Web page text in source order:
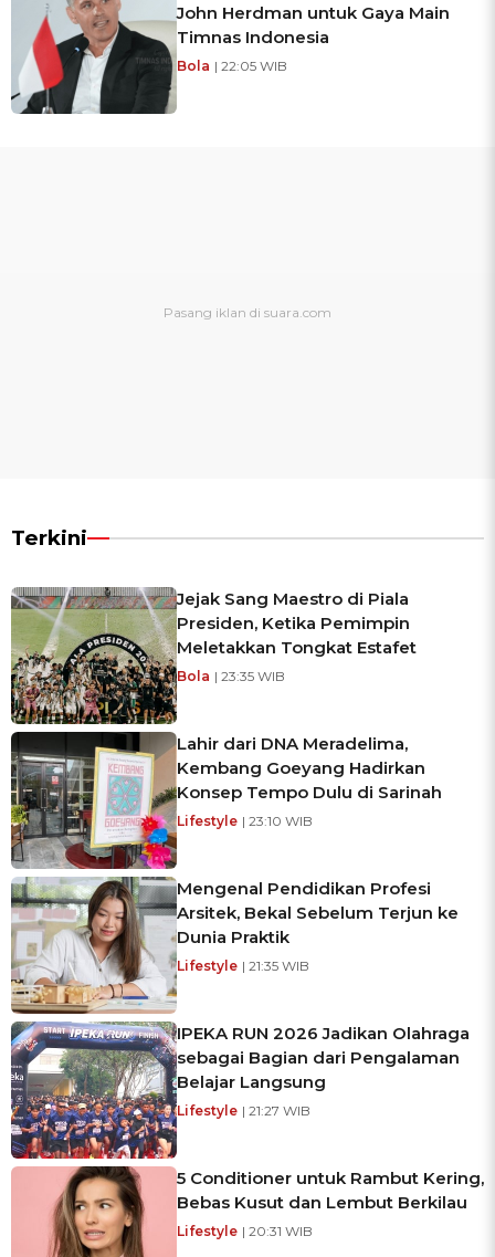
John Herdman untuk Gaya Main
Timnas Indonesia
Bola | 22:05 WIB
Terkini
Jejak Sang Maestro di Piala
Presiden, Ketika Pemimpin
Meletakkan Tongkat Estafet
Bola | 23:35 WIB
Lahir dari DNA Meradelima,
Kembang Goeyang Hadirkan
Konsep Tempo Dulu di Sarinah
Lifestyle | 23:10 WIB
Mengenal Pendidikan Profesi
Arsitek, Bekal Sebelum Terjun ke
Dunia Praktik
Lifestyle | 21:35 WIB
IPEKA RUN 2026 Jadikan Olahraga
sebagai Bagian dari Pengalaman
Belajar Langsung
Lifestyle | 21:27 WIB
5 Conditioner untuk Rambut Kering,
Bebas Kusut dan Lembut Berkilau
Lifestyle | 20:31 WIB